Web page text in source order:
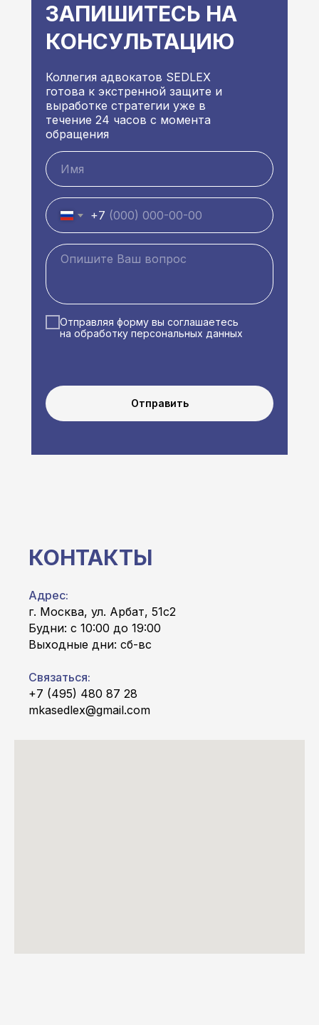
Коллегия адвокатов SEDLEX
готова к экстренной защите и
выработке стратегии уже в
течение 24 часов с момента
обращения
ЗАПИШИТЕСЬ НА
КОНСУЛЬТАЦИЮ
+7
Отправляя форму вы соглашаетесь
на обработку персональных данных
Отправить
КОНТАКТЫ
Адрес:
г. Москва, ул. Арбат, 51с2
Будни: с 10:00 до 19:00
Выходные дни: сб-вс
Связаться:
+7 (495) 480 87 28
mkasedlex@gmail.com